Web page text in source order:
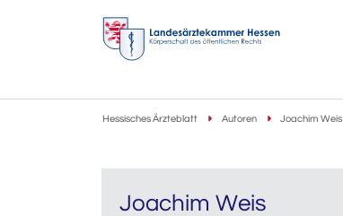
Hessisches Ärzteblatt Autoren Joachim Weis
Joachim Weis